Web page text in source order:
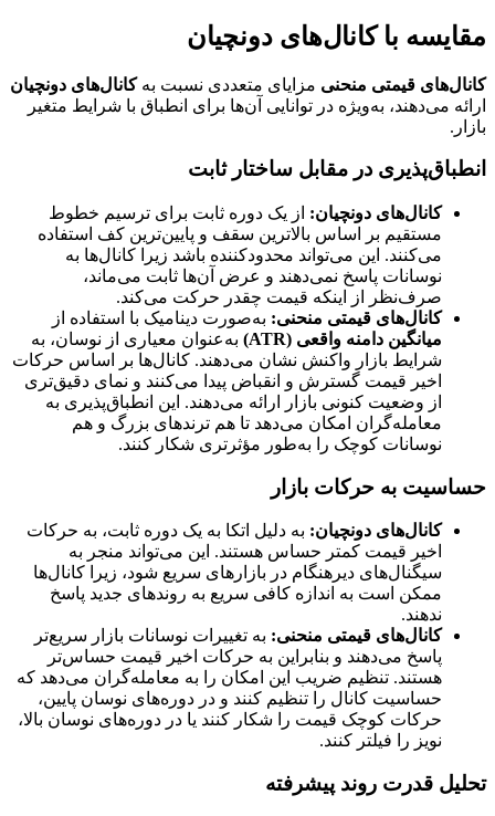
مقایسه با کانال‌های دونچیان
کانال‌های قیمتی منحنی مزایای متعددی نسبت بهکانال‌های دونچیان
ارائه می‌دهند، به‌ویژه در توانایی آن‌ها برای انطباق با شرایط متغیر
بازار.
انطباق‌پذیری در مقابل ساختار ثابت
کانال‌های دونچیان: از یک دوره ثابت برای ترسیم خطوط
مستقیم بر اساس بالاترین سقف و پایین‌ترین کف استفاده
می‌کنند. این می‌تواند محدودکننده باشد زیرا کانال‌ها به
نوسانات پاسخ نمی‌دهند و عرض آن‌ها ثابت می‌ماند،
صرف‌نظر از اینکه قیمت چقدر حرکت می‌کند.
کانال‌های قیمتی منحنی: به‌صورت دینامیک با استفاده از
میانگین دامنه واقعی (ATR)
به‌عنوان معیاری از نوسان، به
شرایط بازار واکنش نشان می‌دهند. کانال‌ها بر اساس حرکات
اخیر قیمت گسترش و انقباض پیدا می‌کنند و نمای دقیق‌تری
از وضعیت کنونی بازار ارائه می‌دهند. این انطباق‌پذیری به
معامله‌گران امکان می‌دهد تا هم ترندهای بزرگ و هم
نوسانات کوچک را به‌طور مؤثرتری شکار کنند.
حساسیت به حرکات بازار
کانال‌های دونچیان: به دلیل اتکا به یک دوره ثابت، به حرکات
اخیر قیمت کمتر حساس هستند. این می‌تواند منجر به
سیگنال‌های دیرهنگام در بازارهای سریع شود، زیرا کانال‌ها
ممکن است به اندازه کافی سریع به روندهای جدید پاسخ
ندهند.
کانال‌های قیمتی منحنی: به تغییرات نوسانات بازار سریع‌تر
پاسخ می‌دهند و بنابراین به حرکات اخیر قیمت حساس‌تر
هستند. تنظیم ضریب این امکان را به معامله‌گران می‌دهد که
حساسیت کانال را تنظیم کنند و در دوره‌های نوسان پایین،
حرکات کوچک قیمت را شکار کنند یا در دوره‌های نوسان بالا،
نویز را فیلتر کنند.
تحلیل قدرت روند پیشرفته